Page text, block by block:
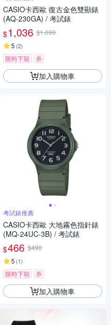
CASIO卡西歐 復古金色雙顯錶
(AQ-230GA) / 考試錶
$1,036 $1,090
5 (2)
限時下殺 券
加入購物車
考試錶推薦
CASIO卡西歐 大地霧色指針錶
(MQ-24UC-3B) / 考試錶
$466 $490
5 (1)
限時下殺 券
加入購物車